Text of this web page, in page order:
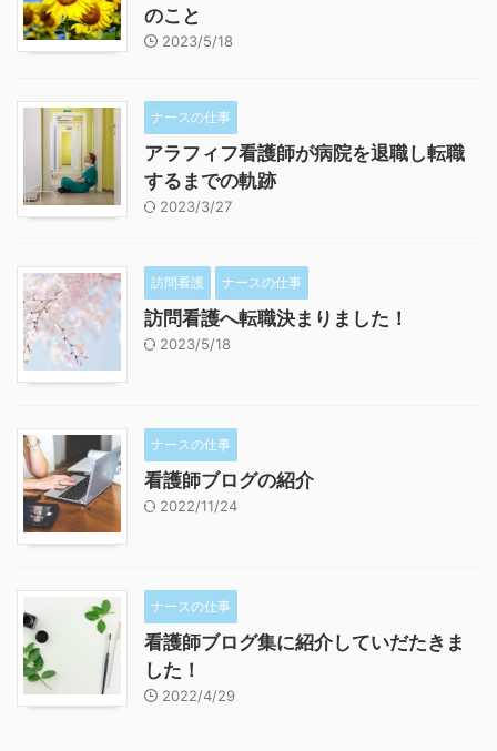
のこと
2023/5/18
ナースの仕事
アラフィフ看護師が病院を退職し転職
するまでの軌跡
2023/3/27
訪問看護 ナースの仕事
訪問看護へ転職決まりました！
2023/5/18
ナースの仕事
看護師ブログの紹介
2022/11/24
ナースの仕事
看護師ブログ集に紹介していだたきま
した！
2022/4/29